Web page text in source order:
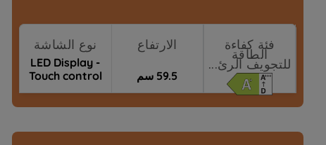
فئة كفاءة
الطاقة
للتجويف الرئ...
الارتفاع
59.5 سم
نوع الشاشة
LED Display -
Touch control